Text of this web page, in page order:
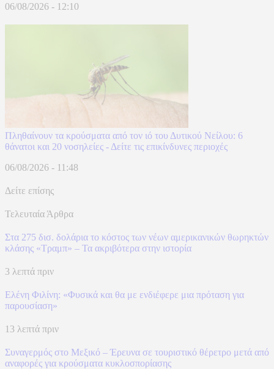
06/08/2026 - 12:10
Πληθαίνουν τα κρούσματα από τον ιό του Δυτικού Νείλου: 6
θάνατοι και 20 νοσηλείες - Δείτε τις επικίνδυνες περιοχές
06/08/2026 - 11:48
Δείτε επίσης
Τελευταία Άρθρα
Στα 275 δισ. δολάρια το κόστος των νέων αμερικανικών θωρηκτών
κλάσης «Τραμπ» – Τα ακριβότερα στην ιστορία
3 λεπτά πριν
Ελένη Φιλίνη: «Φυσικά και θα με ενδιέφερε μια πρόταση για
παρουσίαση»
13 λεπτά πριν
Συναγερμός στο Μεξικό – Έρευνα σε τουριστικό θέρετρο μετά από
αναφορές για κρούσματα κυκλοσπορίασης